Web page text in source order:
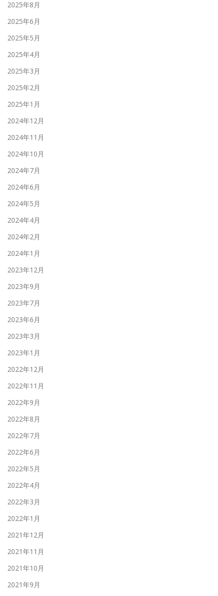
2025年8月
2025年6月
2025年5月
2025年4月
2025年3月
2025年2月
2025年1月
2024年12月
2024年11月
2024年10月
2024年7月
2024年6月
2024年5月
2024年4月
2024年2月
2024年1月
2023年12月
2023年9月
2023年7月
2023年6月
2023年3月
2023年1月
2022年12月
2022年11月
2022年9月
2022年8月
2022年7月
2022年6月
2022年5月
2022年4月
2022年3月
2022年1月
2021年12月
2021年11月
2021年10月
2021年9月